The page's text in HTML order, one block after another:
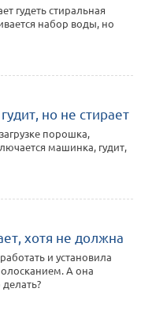
гудеть стиральная
набор воды, но
но не стирает
порошка,
машинка, гудит,
хотя не должна
и установила
А она